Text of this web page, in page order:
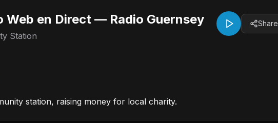
Web en Direct — Radio Guernsey
Station
Share
station, raising money for local charity.